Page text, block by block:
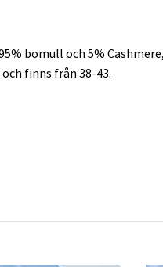
bomull och 5%
finns från 38-43.